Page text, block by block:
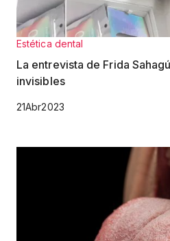
Estética dental
La entrevista de Frida
invisibles
21Abr2023